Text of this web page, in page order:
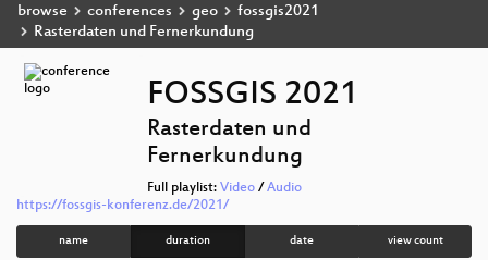
browse conferences geo
fossgis2021
Rasterdaten und Fernerkundung
FOSSGIS 2021
Rasterdaten und
Fernerkundung
Full playlist: Video/ Audio
https://fossgis-konferenz.de/2021/
name duration date view count